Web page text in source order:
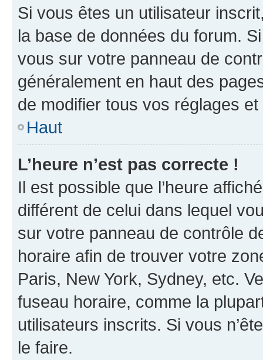
Si vous êtes un utilisateur
la base de données du forum.
vous sur votre panneau de
généralement en haut des
de modifier tous vos réglages
Haut
L’heure n’est pas correcte !
Il est possible que l’heure
différent de celui dans lequel
sur votre panneau de contrôle
horaire afin de trouver votre
Paris, New York, Sydney, etc.
fuseau horaire, comme la
utilisateurs inscrits. Si vous
le faire.